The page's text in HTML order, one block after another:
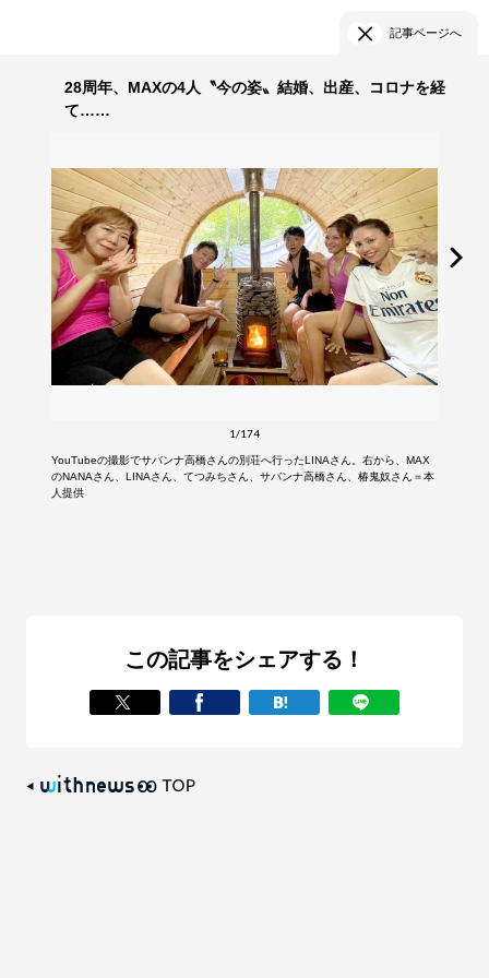
記事ページへ
28周年、MAXの4人〝今の姿〟結婚、出産、コロナを経
て……
1/174
YouTubeの撮影でサバンナ高橋さんの別荘へ行ったLINAさん。右から、MAX
のNANAさん、LINAさん、てつみちさん、サバンナ高橋さん、椿鬼奴さん＝本
人提供
この記事をシェアする！